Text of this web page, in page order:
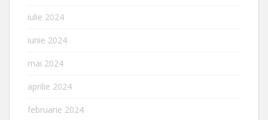
iulie 2024
iunie 2024
mai 2024
aprilie 2024
februarie 2024